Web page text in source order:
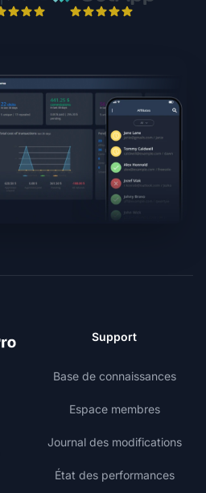
Support
Base de connaissances
Espace membres
Journal des modifications
État des performances